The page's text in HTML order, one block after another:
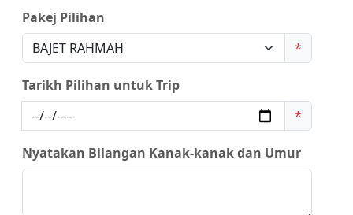
Pakej Pilihan
*
Tarikh Pilihan untuk Trip
*
Nyatakan Bilangan Kanak-kanak dan Umur